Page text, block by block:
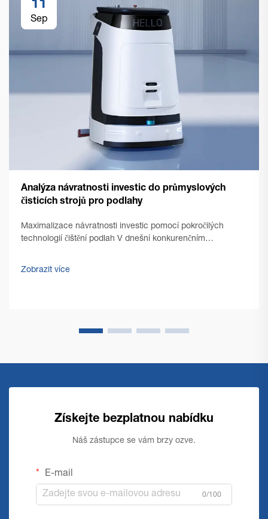
11
Sep
Analýza návratnosti investic do průmyslových
čisticích strojů pro podlahy
Maximalizace návratnosti investic pomocí pokročilých
technologií čištění podlah V dnešní konkurenčním
podniků čím dál více soustředí na optimalizaci provozních
Zobrazit více
Získejte bezplatnou nabídku
Náš zástupce se vám brzy ozve.
E-mail
0/100